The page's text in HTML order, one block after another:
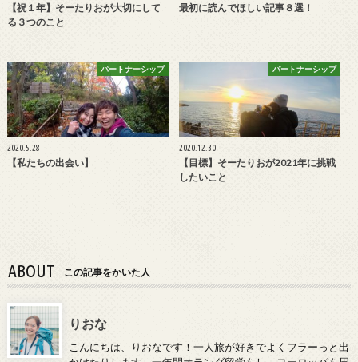
【祝１年】そーたりおが大切にして
る３つのこと
最初に読んでほしい記事８選！
パートナーシップ
2020.5.28
【私たちの出会い】
パートナーシップ
2020.12.30
【目標】そーたりおが2021年に挑戦
したいこと
ABOUT この記事をかいた人
りおな
こんにちは、りおなです！一人旅が好きでよくフラーっと出